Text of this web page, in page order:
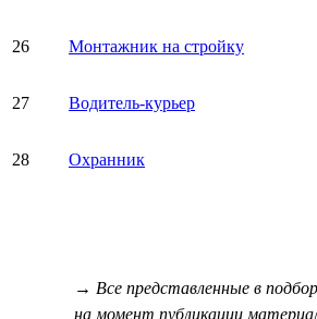
26 Монтажник на стройку
27 Водитель-курьер
28 Охранник
→ Все представленные в
на момент публикации